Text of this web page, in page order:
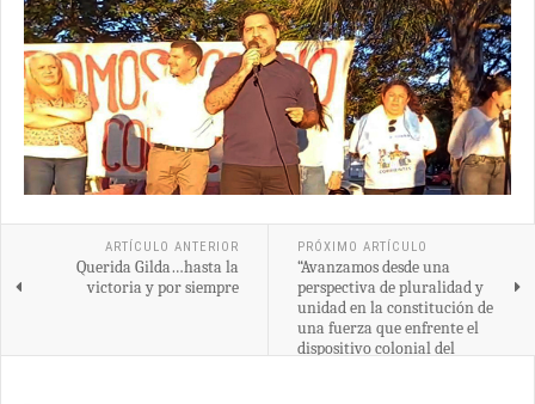
ARTÍCULO ANTERIOR
Querida Gilda…hasta la
victoria y por siempre
PRÓXIMO ARTÍCULO
“Avanzamos desde una
perspectiva de pluralidad y
unidad en la constitución de
una fuerza que enfrente el
dispositivo colonial del